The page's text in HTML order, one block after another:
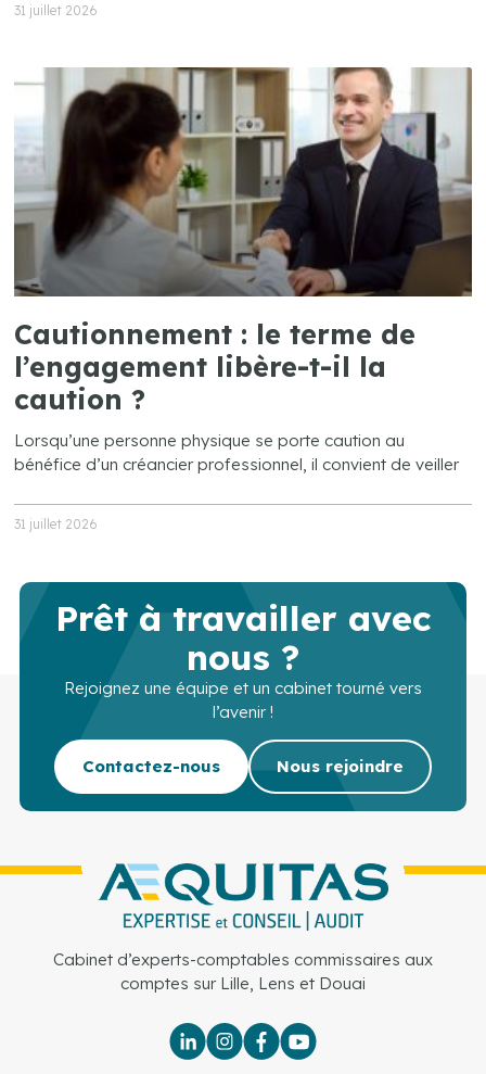
31 juillet 2026
Cautionnement : le terme de
l’engagement libère-t-il la
caution ?
Lorsqu’une personne physique se porte caution au
bénéfice d’un créancier professionnel, il convient de veiller
31 juillet 2026
Prêt à travailler avec
nous ?
Rejoignez une équipe et un cabinet tourné vers
l’avenir !
Contactez-nous Nous rejoindre
Cabinet d’experts-comptables commissaires aux
comptes sur Lille, Lens et Douai